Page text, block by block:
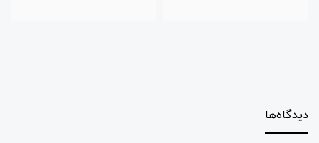
دیدگاه‌ها